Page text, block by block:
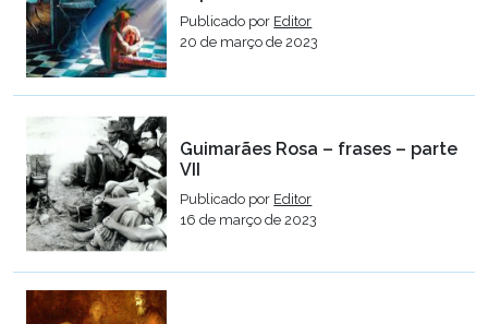
Publicado por Editor
20 de março de 2023
Guimarães Rosa – frases – parte
VII
Publicado por Editor
16 de março de 2023